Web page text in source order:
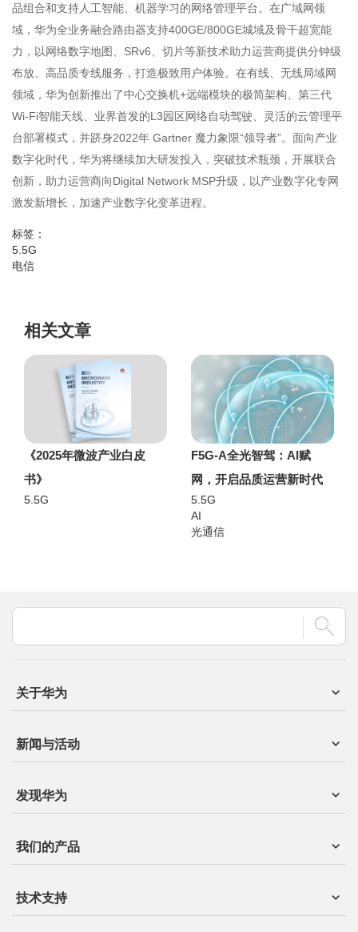
品组合和支持人工智能、机器学习的网络管理平台。在广域网领
域，华为全业务融合路由器支持400GE/800GE城域及骨干超宽能
力，以网络数字地图、SRv6、切片等新技术助力运营商提供分钟级
布放、高品质专线服务，打造极致用户体验。在有线、无线局域网
领域，华为创新推出了中心交换机+远端模块的极简架构、第三代
Wi-Fi智能天线、业界首发的L3园区网络自动驾驶、灵活的云管理平
台部署模式，并跻身2022年 Gartner 魔力象限“领导者”。面向产业
数字化时代，华为将继续加大研发投入，突破技术瓶颈，开展联合
创新，助力运营商向Digital Network MSP升级，以产业数字化专网
激发新增长，加速产业数字化变革进程。
标签：
5.5G
电信
相关文章
《2025年微波产业白皮
书》
5.5G
F5G-A全光智驾：AI赋
网，开启品质运营新时代
5.5G
AI
光通信
关于华为
新闻与活动
发现华为
我们的产品
技术支持